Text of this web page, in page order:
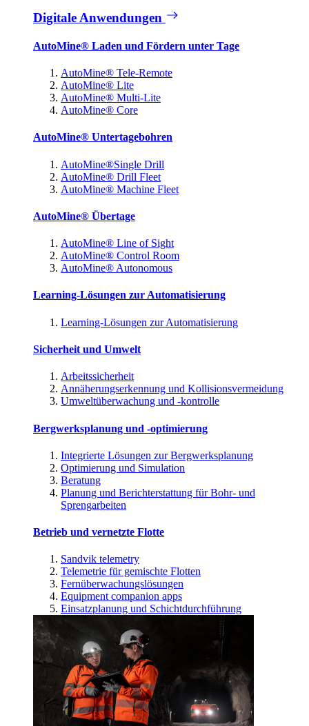
Digitale Anwendungen
AutoMine® Laden und Fördern unter Tage
AutoMine® Tele-Remote
AutoMine® Lite
AutoMine® Multi-Lite
AutoMine® Core
AutoMine® Untertagebohren
AutoMine®Single Drill
AutoMine® Drill Fleet
AutoMine® Machine Fleet
AutoMine® Übertage
AutoMine® Line of Sight
AutoMine® Control Room
AutoMine® Autonomous
Learning-Lösungen zur Automatisierung
Learning-Lösungen zur Automatisierung
Sicherheit und Umwelt
Arbeitssicherheit
Annäherungserkennung und Kollisionsvermeidung
Umweltüberwachung und -kontrolle
Bergwerksplanung und -optimierung
Integrierte Lösungen zur Bergwerksplanung
Optimierung und Simulation
Beratung
Planung und Berichterstattung für Bohr- und
Sprengarbeiten
Betrieb und vernetzte Flotte
Sandvik telemetry
Telemetrie für gemischte Flotten
Fernüberwachungslösungen
Equipment companion apps
Einsatzplanung und Schichtdurchführung